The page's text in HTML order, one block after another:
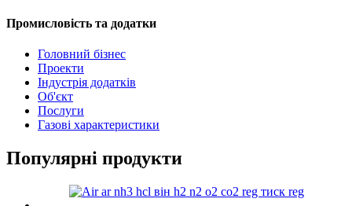
Промисловість та додатки
Головний бізнес
Проекти
Індустрія додатків
Об'єкт
Послуги
Газові характеристики
Популярні продукти